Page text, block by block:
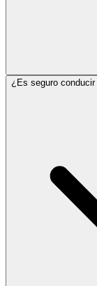
¿Es seguro